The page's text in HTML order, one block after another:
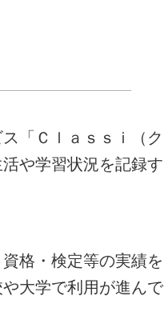
「Ｃｌａｓｓｉ（ク
や学習状況を記録す
格・検定等の実績を
大学で利用が進んで